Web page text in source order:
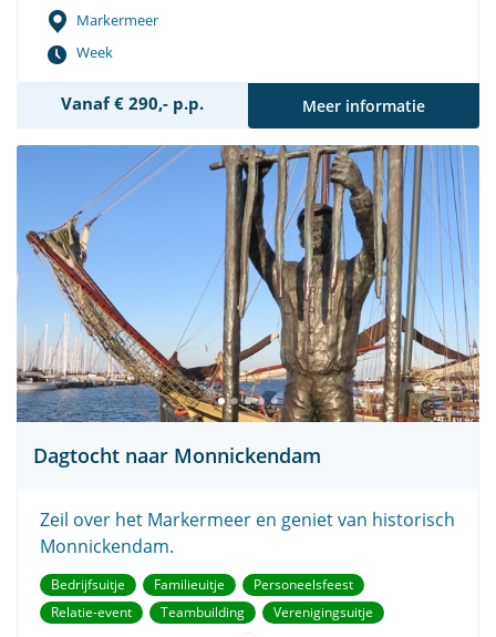
Markermeer
Week
Vanaf € 290,- p.p. Meer informatie
Dagtocht naar Monnickendam
Zeil over het Markermeer en geniet van historisch
Monnickendam.
Bedrijfsuitje Familieuitje
Personeelsfeest
Relatie-event
Teambuilding
Verenigingsuitje